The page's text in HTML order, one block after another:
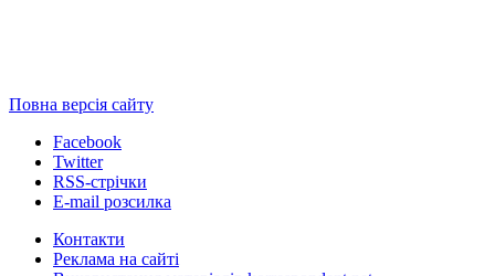
Повна версія сайту
Facebook
Twitter
RSS-стрічки
E-mail розсилка
Контакти
Реклама на сайті